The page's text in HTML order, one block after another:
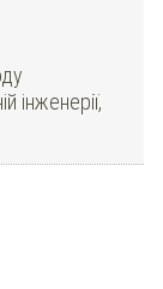
інженерії,